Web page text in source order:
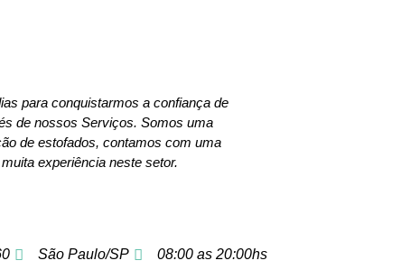
para conquistarmos a confiança de
de nossos Serviços. Somos uma
de estofados, contamos com uma
experiência neste setor.
São Paulo/SP 08:00 as 20:00hs